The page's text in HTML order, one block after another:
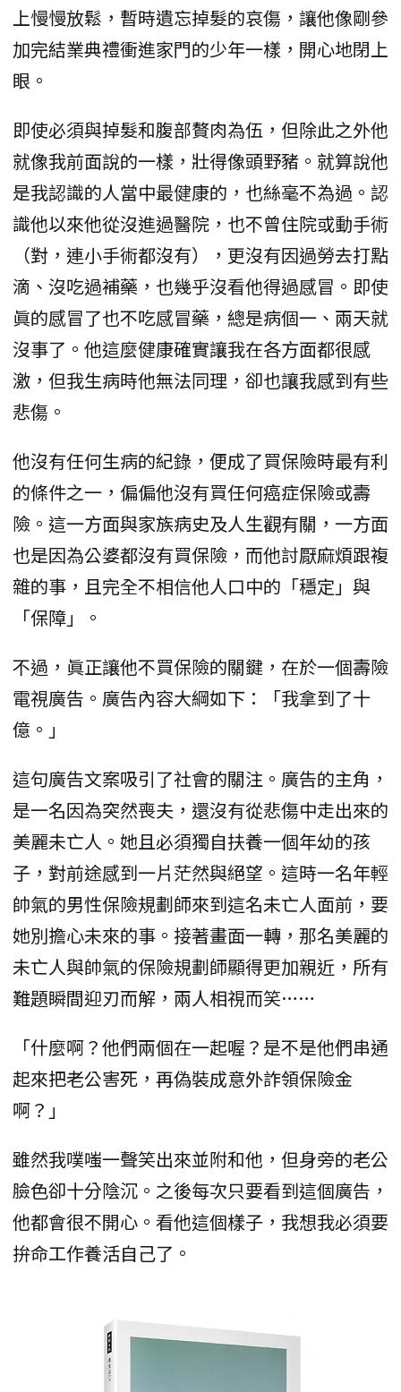
上慢慢放鬆，暫時遺忘掉髮的哀傷，讓他像剛參
加完結業典禮衝進家門的少年一樣，開心地閉上
眼。
即使必須與掉髮和腹部贅肉為伍，但除此之外他
就像我前面說的一樣，壯得像頭野豬。就算說他
是我認識的人當中最健康的，也絲毫不為過。認
識他以來他從沒進過醫院，也不曾住院或動手術
（對，連小手術都沒有），更沒有因過勞去打點
滴、沒吃過補藥，也幾乎沒看他得過感冒。即使
眞的感冒了也不吃感冒藥，總是病個一、兩天就
沒事了。他這麼健康確實讓我在各方面都很感
激，但我生病時他無法同理，卻也讓我感到有些
悲傷。
他沒有任何生病的紀錄，便成了買保險時最有利
的條件之一，偏偏他沒有買任何癌症保險或壽
險。這一方面與家族病史及人生觀有關，一方面
也是因為公婆都沒有買保險，而他討厭麻煩跟複
雜的事，且完全不相信他人口中的「穩定」與
「保障」。
不過，眞正讓他不買保險的關鍵，在於一個壽險
電視廣告。廣告內容大綱如下：「我拿到了十
億。」
這句廣告文案吸引了社會的關注。廣告的主角，
是一名因為突然喪夫，還沒有從悲傷中走出來的
美麗未亡人。她且必須獨自扶養一個年幼的孩
子，對前途感到一片茫然與絕望。這時一名年輕
帥氣的男性保險規劃師來到這名未亡人面前，要
她別擔心未來的事。接著畫面一轉，那名美麗的
未亡人與帥氣的保險規劃師顯得更加親近，所有
難題瞬間迎刃而解，兩人相視而笑……
「什麼啊？他們兩個在一起喔？是不是他們串通
起來把老公害死，再偽裝成意外詐領保險金
啊？」
雖然我噗嗤一聲笑出來並附和他，但身旁的老公
臉色卻十分陰沉。之後每次只要看到這個廣告，
他都會很不開心。看他這個樣子，我想我必須要
拚命工作養活自己了。